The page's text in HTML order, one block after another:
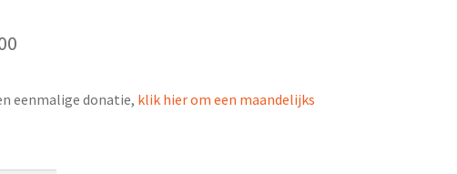
eenmalige donatie, klik hier om een maandelijks